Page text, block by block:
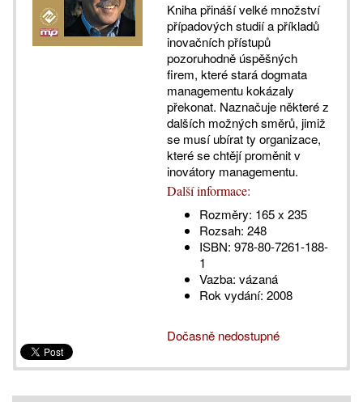
Kniha přináší velké množství
případových studií a příkladů
inovačních přístupů
pozoruhodně úspěšných
firem, které stará dogmata
managementu kokázaly
překonat. Naznačuje některé z
dalších možných směrů, jimiž
se musí ubírat ty organizace,
které se chtějí proměnit v
inovátory managementu.
Další informace:
Rozměry: 165 x 235
Rozsah: 248
ISBN: 978-80-7261-188-
1
Vazba: vázaná
Rok vydání: 2008
Dočasně nedostupné